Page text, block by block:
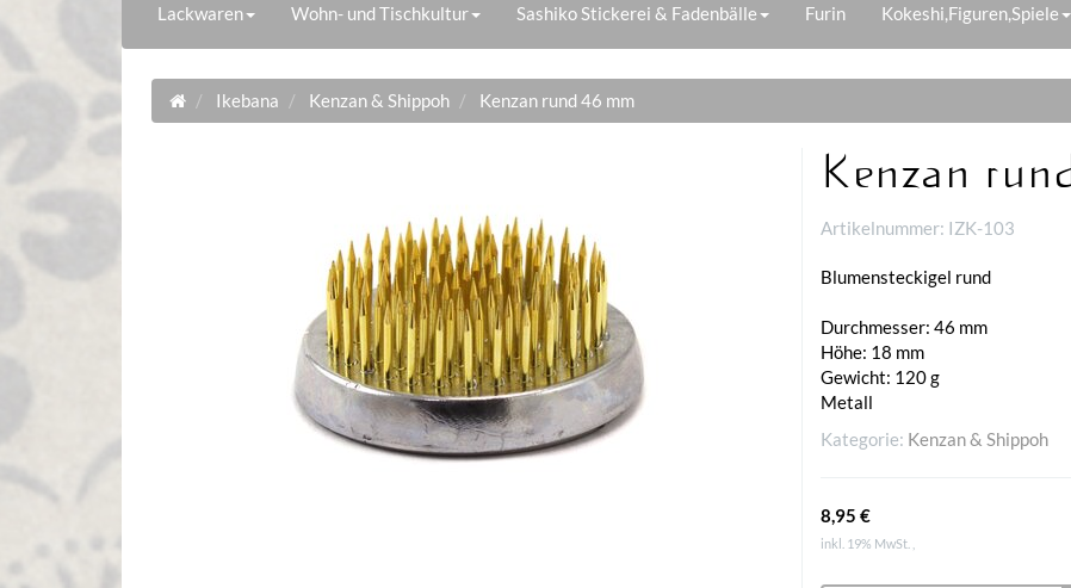
Lackwaren Wohn- und Tischkultur Sashiko Stickerei & Fadenbälle Furin Kokeshi,Figuren,Spiele
Ikebana Kenzan & Shippoh Kenzan rund 46 mm
Kenzan
Artikelnummer: IZK-103
Blumensteckigel rund
Durchmesser: 46 mm
Höhe: 18 mm
Gewicht: 120 g
Metall
Kategorie: Kenzan & Shippoh
8,95 €
inkl. 19% MwSt. ,